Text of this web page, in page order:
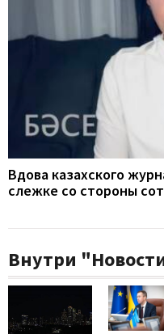
Вдова казахского
слежке со стороны
Внутри